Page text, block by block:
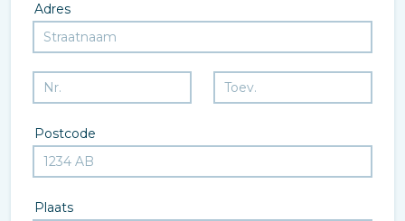
Adres
Postcode
Plaats